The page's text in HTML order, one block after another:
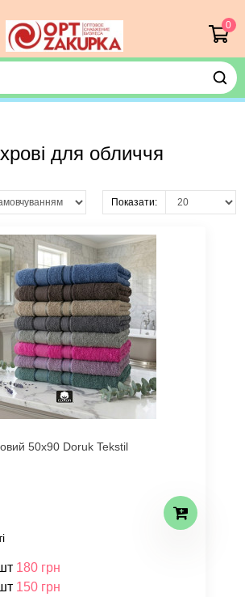
0
для обличчя
Показати:
50х90 Doruk Tekstil
180 грн
150 грн